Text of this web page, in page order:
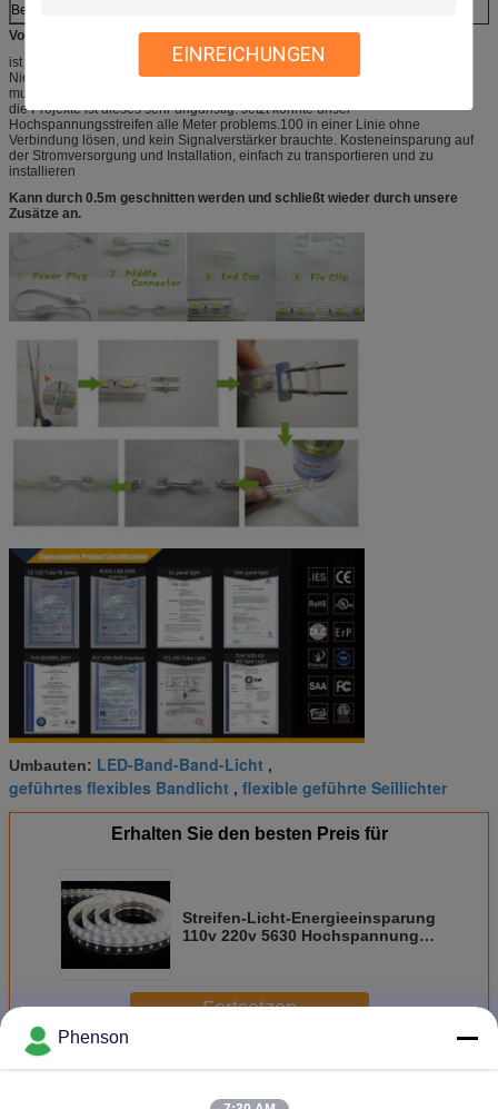
EINREICHUNGEN
Bescheinigungen
Vorteile:
ist Hochspannung geführter Streifen 220V eine „aktualisierte Version“ des
Niederspannungsstreifens. Der Gebrauch von geführtem Streifen DCs 12V
muss mit einem Miniwattadapter sein, und seine beste Länge ist 5 Meter. Für
die Projekte ist dieses sehr ungünstig. Jetzt könnte unser
Hochspannungsstreifen alle Meter problems.100 in einer Linie ohne
Verbindung lösen, und kein Signalverstärker brauchte. Kosteneinsparung auf
der Stromversorgung und Installation, einfach zu transportieren und zu
installieren
Kann durch 0.5m geschnitten werden und schließt wieder durch unsere
Zusätze an.
Umbauten: LED-Band-Band-Licht ,
geführtes flexibles Bandlicht , flexible geführte Seillichter
Erhalten Sie den besten Preis für
Streifen-Licht-Energieeinsparung
110v 220v 5630 Hochspannungs-
Fortsetzen
MehrFlexible LED Strip Lights
Phenson